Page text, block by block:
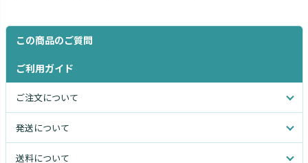
この商品のご質問
ご利用ガイド
ご注文について
発送について
送料について